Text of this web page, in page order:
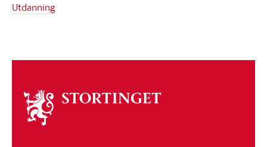
Utdanning
Om
stortinget